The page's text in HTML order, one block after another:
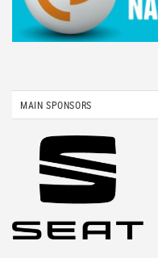
MAIN SPONSORS